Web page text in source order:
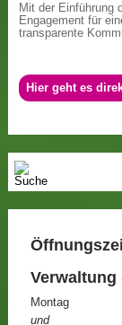
Mit der Einführung
Engagement für
transparente
Hier geht es
Montag
und